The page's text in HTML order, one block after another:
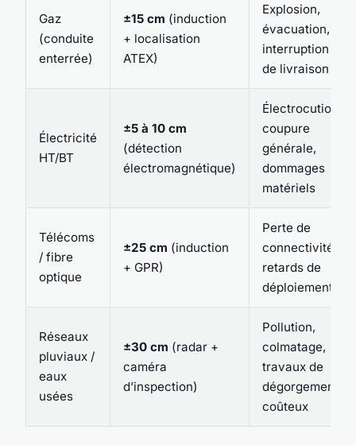
Gaz
(conduite
enterrée)
±15 cm (induction
+ localisation
ATEX)
Explosion,
évacuation,
interruption
de livraison
Électricité
HT/BT
±5 à 10 cm
(détection
électromagnétique)
Électrocution,
coupure
générale,
dommages
matériels
Télécoms
/ fibre
optique
±25 cm (induction
+ GPR)
Perte de
connectivité,
retards de
déploiement
Réseaux
pluviaux /
eaux
usées
±30 cm (radar +
caméra
d’inspection)
Pollution,
colmatage,
travaux de
dégorgement
coûteux